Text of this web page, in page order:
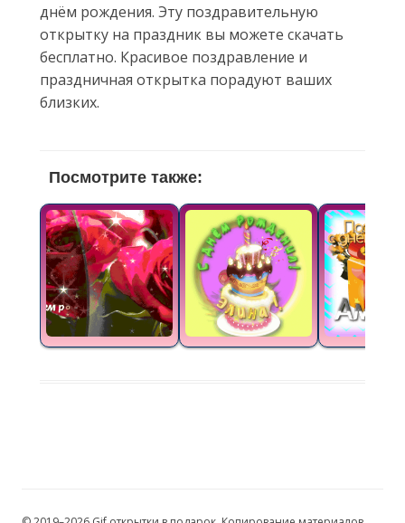
днём рождения. Эту поздравительную
открытку на праздник вы можете скачать
бесплатно. Красивое поздравление и
праздничная открытка порадуют ваших
близких.
Посмотрите также: